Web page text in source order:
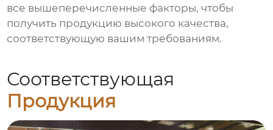
все вышеперечисленные факторы, чтобы
получить продукцию высокого качества,
соответствующую вашим требованиям.
Соответствующая
Продукция